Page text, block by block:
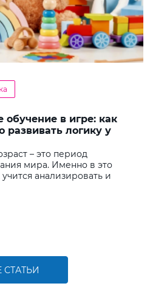
в игре: как
развивать логику у
– это период
мира. Именно в это
анализировать и
СТАТЬИ